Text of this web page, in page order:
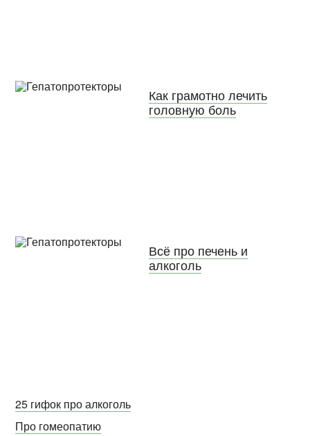
Как грамотно лечить
головную боль
Всё про печень и
алкоголь
25 гифок про алкоголь
Про гомеопатию